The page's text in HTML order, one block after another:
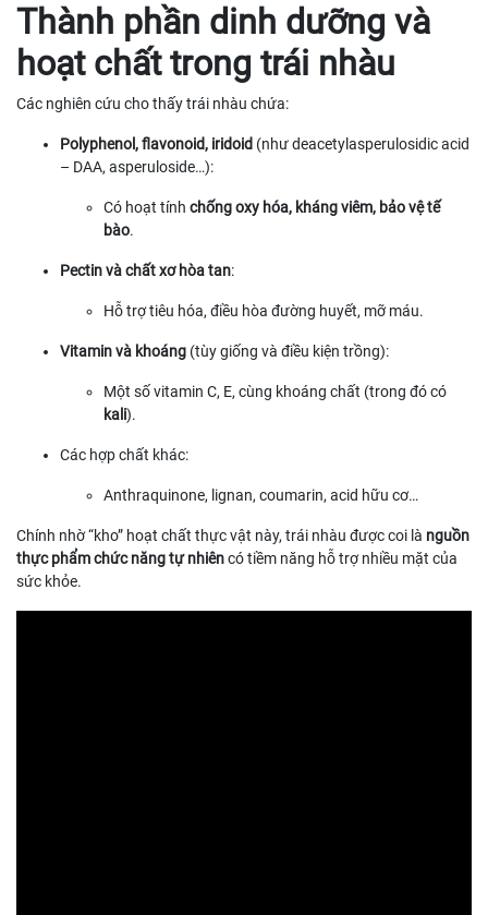
Thành phần dinh dưỡng và
hoạt chất trong trái nhàu
Các nghiên cứu cho thấy trái nhàu chứa:
Polyphenol, flavonoid, iridoid (như deacetylasperulosidic acid
– DAA, asperuloside…):
Có hoạt tính chống oxy hóa, kháng viêm, bảo vệ tế
bào.
Pectin và chất xơ hòa tan:
Hỗ trợ tiêu hóa, điều hòa đường huyết, mỡ máu.
Vitamin và khoáng (tùy giống và điều kiện trồng):
Một số vitamin C, E, cùng khoáng chất (trong đó có
kali).
Các hợp chất khác:
Anthraquinone, lignan, coumarin, acid hữu cơ…
Chính nhờ “kho” hoạt chất thực vật này, trái nhàu được coi là nguồn
thực phẩm chức năng tự nhiêncó tiềm năng hỗ trợ nhiều mặt của
sức khỏe.